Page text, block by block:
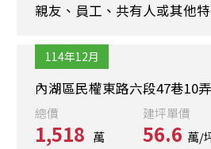
親友、員工、共有人或其他
114年12月
內湖區民權東路六段47巷10
總價
1,518 萬
建坪單價
56.6 萬/